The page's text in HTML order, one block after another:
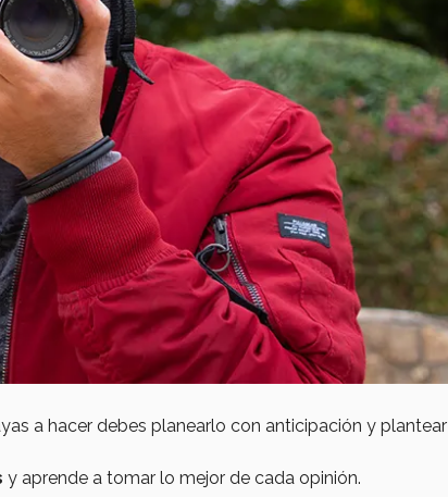
a hacer debes planearlo con anticipación y plantear
y aprende a tomar lo mejor de cada opinión.